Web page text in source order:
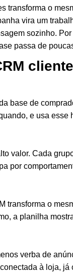
transforma o
vira um
sozinho.
passa de
base de
e usa esse
valor. Cada
por
transforma o
a planilha
verba de
à loja,